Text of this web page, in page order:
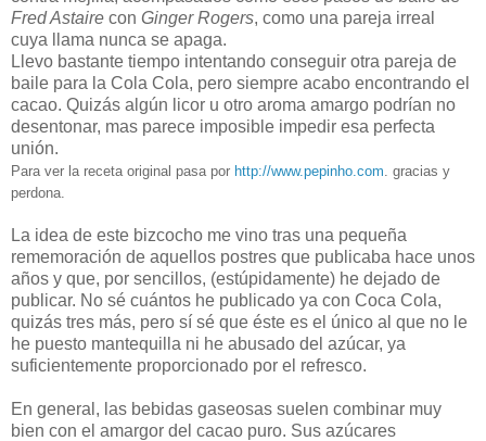
Fred Astaire con Ginger Rogers, como una pareja irreal
cuya llama nunca se apaga.
Llevo bastante tiempo intentando conseguir otra pareja de
baile para la Cola Cola, pero siempre acabo encontrando el
cacao. Quizás algún licor u otro aroma amargo podrían no
desentonar, mas parece imposible impedir esa perfecta
unión.
Para ver la receta original pasa por http://www.pepinho.com . gracias y
perdona.
La idea de este bizcocho me vino tras una pequeña
rememoración de aquellos postres que publicaba hace unos
años y que, por sencillos, (estúpidamente) he dejado de
publicar. No sé cuántos he publicado ya con Coca Cola,
quizás tres más, pero sí sé que éste es el único al que no le
he puesto mantequilla ni he abusado del azúcar, ya
suficientemente proporcionado por el refresco.
En general, las bebidas gaseosas suelen combinar muy
bien con el amargor del cacao puro. Sus azúcares